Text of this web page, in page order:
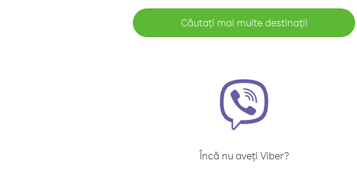
Căutați mai multe destinații
Încă nu aveți Viber?